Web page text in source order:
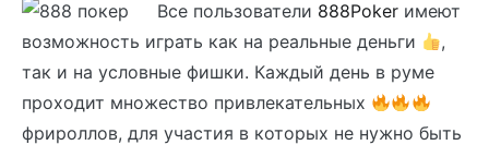
Все пользователи 888Poker имеют
возможность играть как на реальные деньги
,
так и на условные фишки. Каждый день в руме
проходит множество привлекательных
фрироллов, для участия в которых не нужно быть